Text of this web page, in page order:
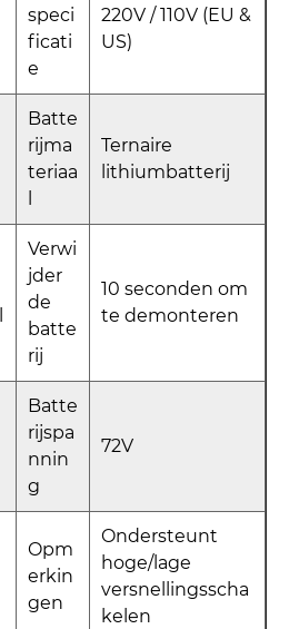
speci
ficati
e
220V / 110V (EU &
US)
Batte
rijma
teriaa
Ternaire
lithiumbatterij
Verwi
jder
de
batte
rij
10 seconden om
te demonteren
Batte
rijspa
nnin
g
72V
Opm
erkin
gen
Ondersteunt
hoge/lage
versnellingsscha
kelen